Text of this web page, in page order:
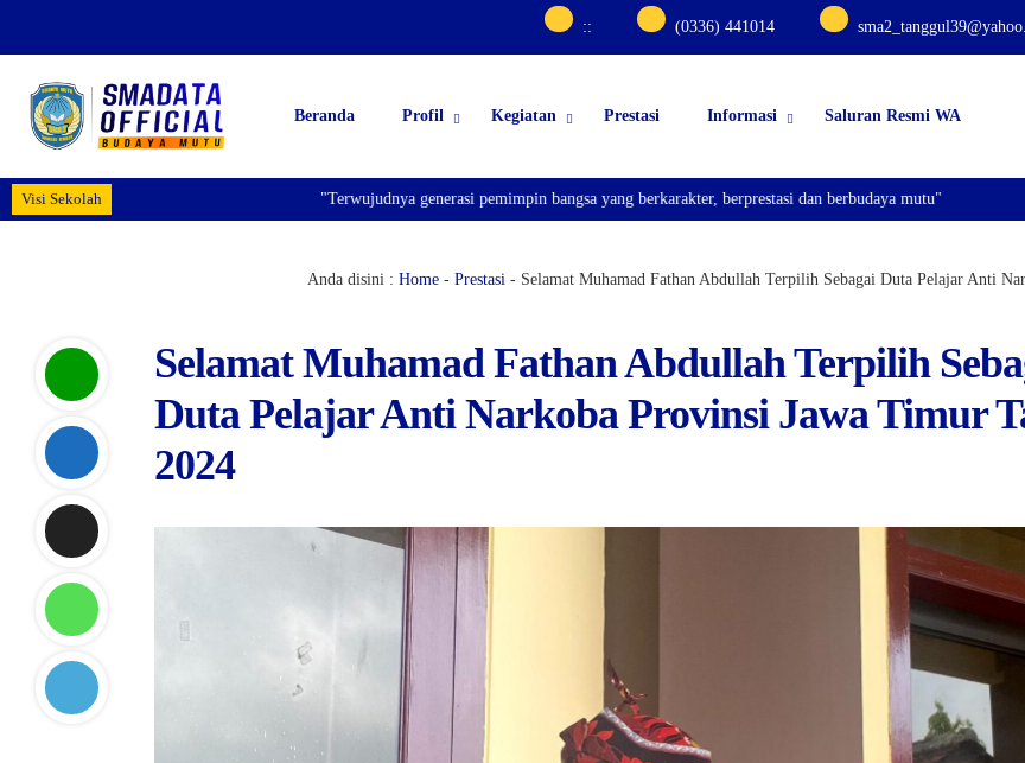
:: (0336) 441014
Beranda Profil Kegiatan Prestasi Informasi Saluran Resmi WA
Visi Sekolah "Terwujudnya generasi pemimpin bangsa yang berkarakter, berprestasi dan berbudaya mutu"
Anda disini : Home - Prestasi - Selamat Muhamad Fathan Abdullah Terpilih Sebagai Duta Pelajar Anti
Selamat Muhamad Fathan Abdullah Terpilih
Duta Pelajar Anti Narkoba Provinsi Jawa Timur
2024